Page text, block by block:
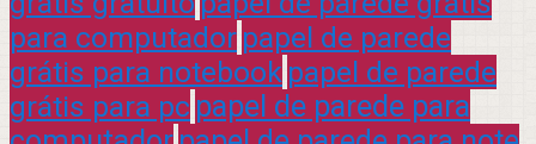
para computador papel de parede
grátis para notebook papel de parede
grátis para pc papel de parede para